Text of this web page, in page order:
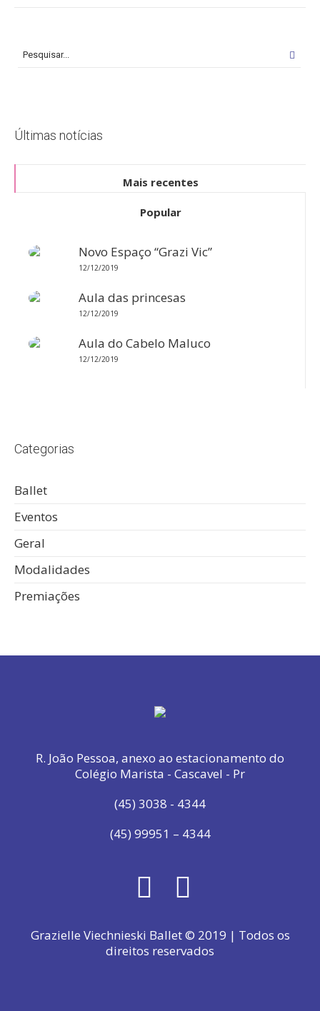
Últimas notícias
Mais recentes
Popular
Novo Espaço “Grazi Vic”
12/12/2019
Aula das princesas
12/12/2019
Aula do Cabelo Maluco
12/12/2019
Categorias
Ballet
Eventos
Geral
Modalidades
Premiações
R. João Pessoa, anexo ao estacionamento do
Colégio Marista - Cascavel - Pr
(45) 3038 - 4344
(45) 99951 – 4344
Grazielle Viechnieski Ballet © 2019 | Todos os
direitos reservados